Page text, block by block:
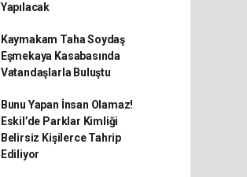
Yapılacak
Kaymakam Taha Soydaş
Eşmekaya Kasabasında
Vatandaşlarla Buluştu
Bunu Yapan İnsan Olamaz!
Eskil’de Parklar Kimliği
Belirsiz Kişilerce Tahrip
Ediliyor